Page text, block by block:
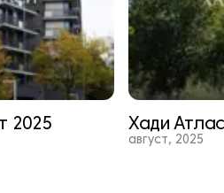
2025 Хади
август, 2025